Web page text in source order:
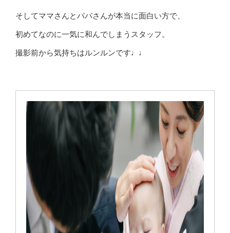
そしてママさんとパパさんが本当に面白い方で、
初めてなのに一気に和んでしまうスタッフ。
撮影前から気持ちはルンルンです♩♩